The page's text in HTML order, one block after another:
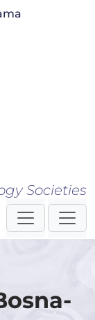
Societies